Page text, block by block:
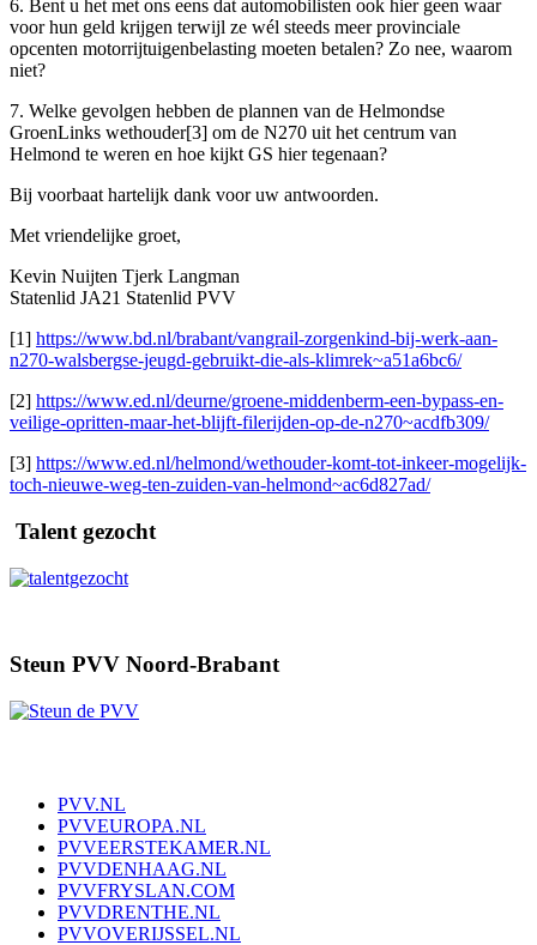
6. Bent u het met ons eens dat automobilisten ook hier geen waar
voor hun geld krijgen terwijl ze wél steeds meer provinciale
opcenten motorrijtuigenbelasting moeten betalen? Zo nee, waarom
niet?
7. Welke gevolgen hebben de plannen van de Helmondse
GroenLinks wethouder[3] om de N270 uit het centrum van
Helmond te weren en hoe kijkt GS hier tegenaan?
Bij voorbaat hartelijk dank voor uw antwoorden.
Met vriendelijke groet,
Kevin Nuijten Tjerk Langman
Statenlid JA21 Statenlid PVV
[1] https://www.bd.nl/brabant/vangrail-zorgenkind-bij-werk-aan-
n270-walsbergse-jeugd-gebruikt-die-als-klimrek~a51a6bc6/
[2] https://www.ed.nl/deurne/groene-middenberm-een-bypass-en-
veilige-opritten-maar-het-blijft-filerijden-op-de-n270~acdfb309/
[3] https://www.ed.nl/helmond/wethouder-komt-tot-inkeer-mogelijk-
toch-nieuwe-weg-ten-zuiden-van-helmond~ac6d827ad/
Talent gezocht
Steun PVV Noord-Brabant
PVV.NL
PVVEUROPA.NL
PVVEERSTEKAMER.NL
PVVDENHAAG.NL
PVVFRYSLAN.COM
PVVDRENTHE.NL
PVVOVERIJSSEL.NL